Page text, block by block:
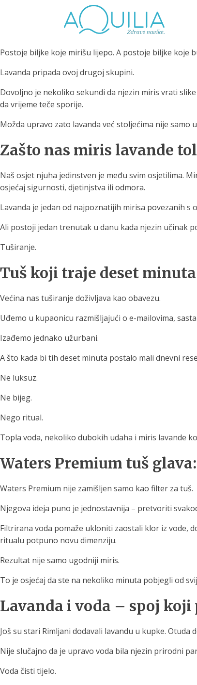
Postoje biljke koje mirišu lijepo. A postoje biljke koje
Lavanda pripada ovoj drugoj skupini.
Dovoljno je nekoliko sekundi da njezin miris vrati
da vrijeme teče sporije.
Možda upravo zato lavanda već stoljećima nije samo
Zašto nas miris lavande
Naš osjet njuha jedinstven je među svim osjetilima.
osjećaj sigurnosti, djetinjstva ili odmora.
Lavanda je jedan od najpoznatijih mirisa povezanih s
Ali postoji jedan trenutak u danu kada njezin učinak
Tuširanje.
Tuš koji traje deset
Većina nas tuširanje doživljava kao obavezu.
Uđemo u kupaonicu razmišljajući o e-mailovima,
Izađemo jednako užurbani.
A što kada bi tih deset minuta postalo mali dnevni
Ne luksuz.
Ne bijeg.
Nego ritual.
Topla voda, nekoliko dubokih udaha i miris lavande
Waters Premium tuš
Waters Premium nije zamišljen samo kao filter za tuš.
Njegova ideja puno je jednostavnija – pretvoriti
Filtrirana voda pomaže ukloniti zaostali klor iz vode,
ritualu potpuno novu dimenziju.
Rezultat nije samo ugodniji miris.
To je osjećaj da ste na nekoliko minuta pobjegli od
Lavanda i voda – spoj
Još su stari Rimljani dodavali lavandu u kupke. Otuda
Nije slučajno da je upravo voda bila njezin prirodni
Voda čisti tijelo.
Tuš glave
filtriranje vode za
vode
za sigurnu i čistu vodu za piće